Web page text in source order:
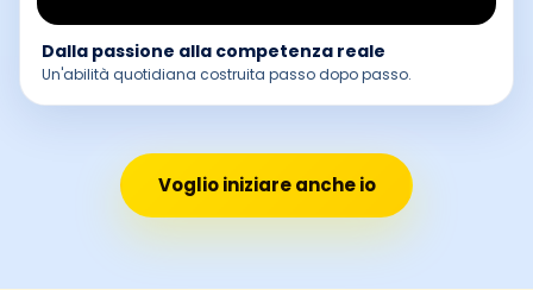
Dalla passione alla competenza reale
Un'abilità quotidiana costruita passo dopo passo.
Voglio iniziare anche io